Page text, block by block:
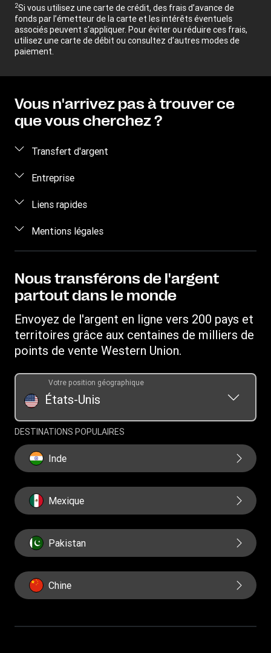
2Si vous utilisez une carte de crédit, des frais d’avance de
fonds par l’émetteur de la carte et les intérêts éventuels
associés peuvent s’appliquer. Pour éviter ou réduire ces frais,
utilisez une carte de débit ou consultez d’autres modes de
paiement.
Vous n'arrivez pas à trouver ce
que vous cherchez ?
Transfert d'argent
Envoyez de l'argent
Envoyer de l'argent par téléphone
Envoyer de l’argent à un détenu
Suivre un transfert
Recevoir de l'argent
Télécharger l'application
Convertisseur de devises
SWIFT/BIC
Entreprise
Qui sommes-nous ?
Recrutement
Relations d'investissement
Liens rapides
Se connecter / S'inscrire
Devenir agent
Service client
Parrainer un ami
Services prépayés Western Union
Mentions légales
Propriété intellectuelle
Déclaration de confidentialité en ligne
Déposer une plainte
Conditions générales du Service de transfert d'argent Vigo
par Western Union
Nous transférons de l'argent
partout dans le monde
Envoyez de l'argent en ligne vers 200 pays et
territoires grâce aux centaines de milliers de
points de vente Western Union.
États-Unis
Votre position géographique
DESTINATIONS POPULAIRES
Inde
Mexique
Pakistan
Chine